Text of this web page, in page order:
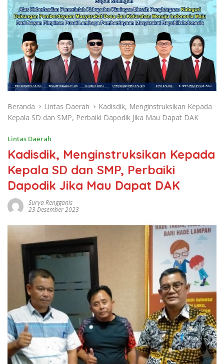
Beranda Lintas Daerah
Kadisdik, Menginstruksikan Kepada
Kepala SD dan SMP, Perbaiki Dapodik Jika Mau Dapat DAK
Lintas Daerah
Kadisdik, Menginstruksikan Kepada
Kepala SD dan SMP, Perbaiki
Dapodik Jika Mau Dapat DAK
Surya Rengganis
23 Desember 2023